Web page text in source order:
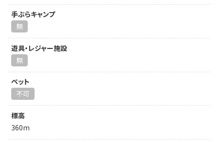
手ぶらキャンプ
無
遊具・レジャー施設
無
ペット
不可
標高
360m